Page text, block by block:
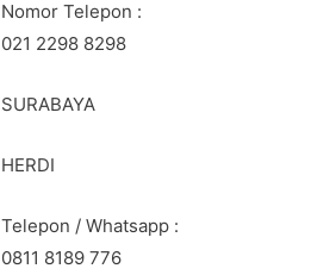
Nomor Telepon :
021 2298 8298
SURABAYA
HERDI
Telepon / Whatsapp :
0811 8189 776